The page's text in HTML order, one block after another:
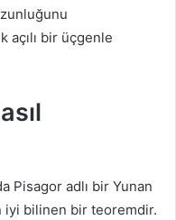
açılı bir üçgenle
Pisagor adlı bir Yunan
iyi bilinen bir teoremdir.